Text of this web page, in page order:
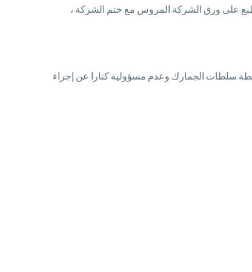
على ورق الشركة المروس مع ختم الشركة ،
سلطات الجمارك وعدم مسؤولية كتارا عن إجراء